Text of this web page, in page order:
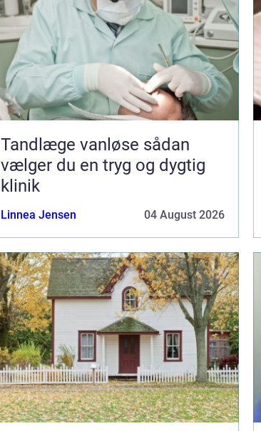
Tandlæge vanløse sådan
vælger du en tryg og dygtig
klinik
Linnea Jensen 04 August 2026